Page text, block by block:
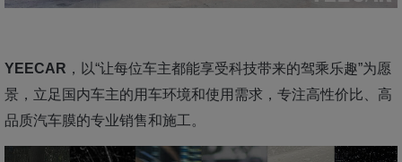
YEECAR ，以“让每位车主都能享受科技带来的驾乘乐趣”为愿
景，立足国内车主的用车环境和使用需求，专注高性价比、高
品质汽车膜的专业销售和施工。